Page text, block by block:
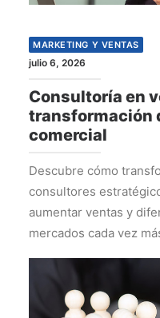
MARKETING Y VENTAS
julio 6, 2026
Consultoría en
transformación
comercial
Descubre cómo
consultores
aumentar ventas y
mercados cada vez